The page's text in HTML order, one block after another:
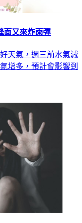
面又來炸雨彈
天氣，週三前水氣減
增多，預計會影響到